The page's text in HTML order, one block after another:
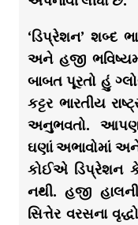
‘ડિપ્રેશન’ શબ્દ
અને હજી
બાબત પૂરતો હું
કટ્ટર ભારતીય
અનુભવતો.
ઘણાં અભાવોમાં અને
કોઈએ ડિપ્રેશન કે
નથી. હજી
સિત્તેર વરસના